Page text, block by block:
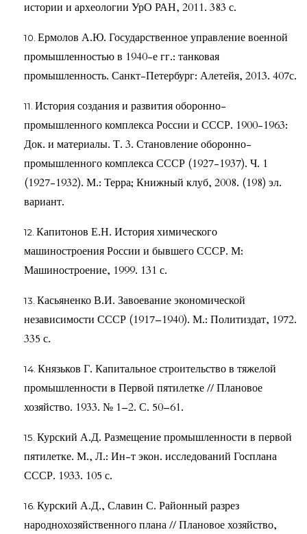
истории и археологии УрО РАН, 2011. 383 с.
Ермолов А.Ю. Государственное управление военной
промышленностью в 1940-е гг.: танковая
промышленность. Санкт-Петербург: Алетейя, 2013. 407с.
История создания и развития оборонно-
промышленного комплекса России и СССР. 1900-1963:
Док. и материалы. Т. 3. Становление оборонно-
промышленного комплекса СССР (1927-1937). Ч. 1
(1927-1932). М.: Терра; Книжный клуб, 2008. (198) эл.
вариант.
Капитонов Е.Н. История химического
машиностроения России и бывшего СССР. М:
Машиностроение, 1999. 131 с.
Касьяненко В.И. Завоевание экономической
независимости СССР (1917–1940). М.: Политиздат, 1972.
335 с.
Князьков Г. Капитальное строительство в тяжелой
промышленности в Первой пятилетке // Плановое
хозяйство. 1933. № 1–2. С. 50–61.
Курский А.Д. Размещение промышленности в первой
пятилетке. М., Л.: Ин-т экон. исследований Госплана
СССР. 1933. 105 с.
Курский А.Д., Славин С. Районный разрез
народнохозяйственного плана // Плановое хозяйство,